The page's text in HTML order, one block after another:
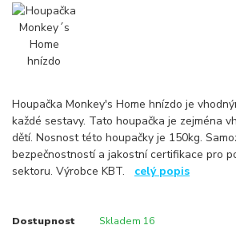
Houpačka Monkey's Home hnízdo je
každé sestavy. Tato houpačka je zejména
dětí. Nosnost této houpačky je 150kg.
bezpečnostností a jakostní certifikace pro
sektoru. Výrobce KBT. celý popis
Dostupnost Skladem 16